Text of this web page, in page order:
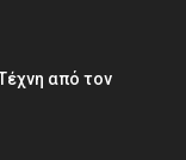
από τον